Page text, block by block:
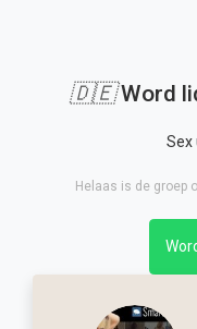
🇩🇪Word
Sex
Helaas is de groep